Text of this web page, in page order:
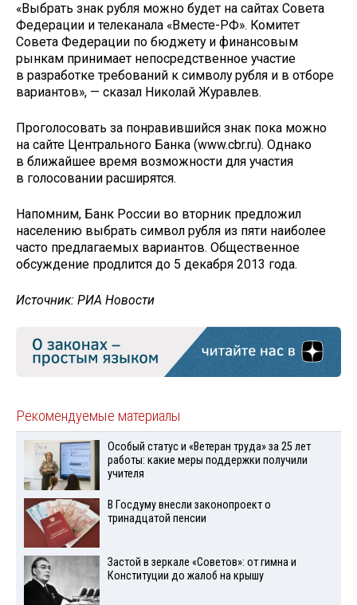
«Выбрать знак рубля можно будет на сайтах Совета
Федерации и телеканала «Вместе-РФ». Комитет
Совета Федерации по бюджету и финансовым
рынкам принимает непосредственное участие
в разработке требований к символу рубля и в отборе
вариантов», — сказал Николай Журавлев.
Проголосовать за понравившийся знак пока можно
на сайте Центрального Банка (www.cbr.ru). Однако
в ближайшее время возможности для участия
в голосовании расширятся.
Напомним, Банк России во вторник предложил
населению выбрать символ рубля из пяти наиболее
часто предлагаемых вариантов. Общественное
обсуждение продлится до 5 декабря 2013 года.
Источник: РИА Новости
Рекомендуемые материалы
Особый статус и «Ветеран труда» за 25 лет
работы: какие меры поддержки получили
учителя
В Госдуму внесли законопроект о
тринадцатой пенсии
Застой в зеркале «Советов»: от гимна и
Конституции до жалоб на крышу